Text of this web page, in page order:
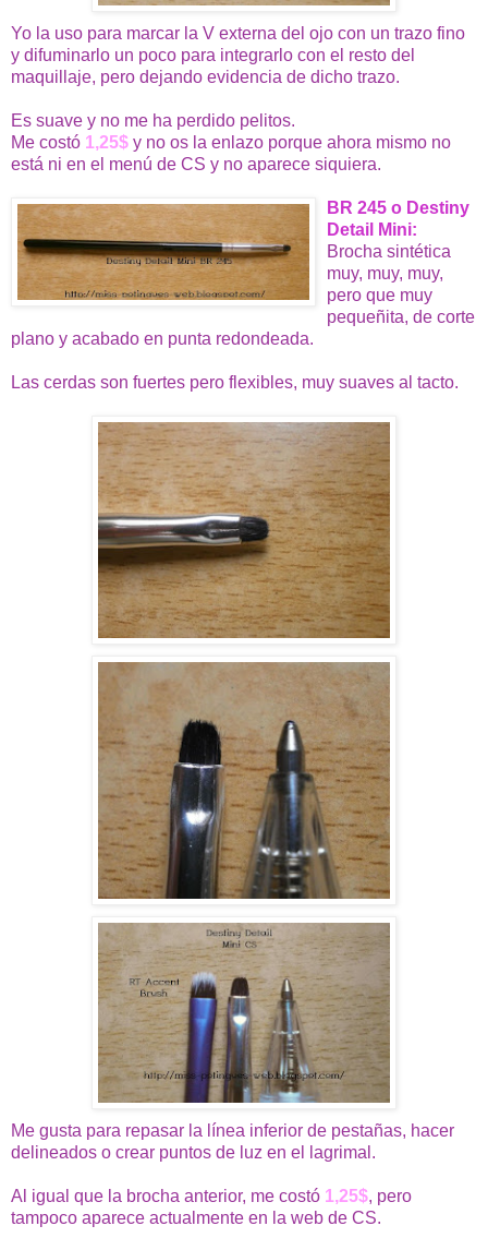
Yo la uso para marcar la V externa del ojo con un trazo fino
y difuminarlo un poco para integrarlo con el resto del
maquillaje, pero dejando evidencia de dicho trazo.
Es suave y no me ha perdido pelitos.
Me costó 1,25$ y no os la enlazo porque ahora mismo no
está ni en el menú de CS y no aparece siquiera.
BR 245 o Destiny
Detail Mini:
Brocha sintética
muy, muy, muy,
pero que muy
pequeñita, de corte
plano y acabado en punta redondeada.
Las cerdas son fuertes pero flexibles, muy suaves al tacto.
Me gusta para repasar la línea inferior de pestañas, hacer
delineados o crear puntos de luz en el lagrimal.
Al igual que la brocha anterior, me costó 1,25$, pero
tampoco aparece actualmente en la web de CS.